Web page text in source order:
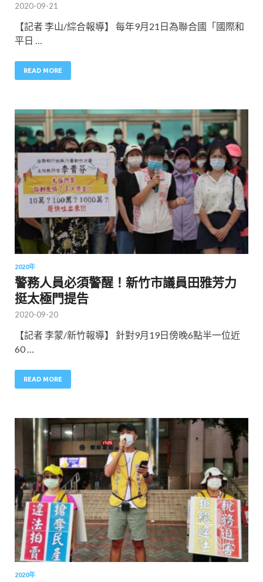
2020-09-21
【記者 李山/綜合報導】 每年9月21日為聯合國「國際和
平日 …
READ MORE
2020年
警務人員必須警醒！新竹市議員田雅芳力
挺太極門提告
2020-09-20
【記者 李蒙/新竹報導】 針對9月19日傍晚6點半一位近
60 …
READ MORE
2020年